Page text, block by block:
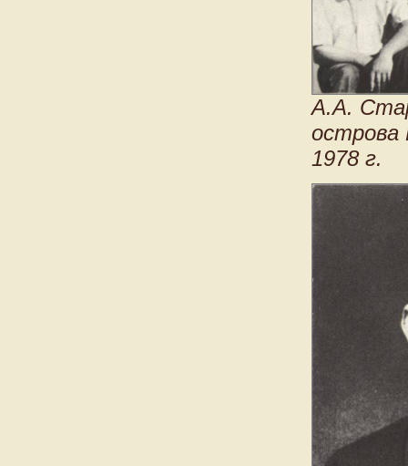
А.А.
острова
1978 г.